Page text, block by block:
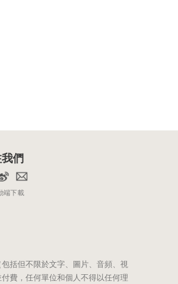
們
端下載
括但不限於文字、圖片、音頻、視
費，任何單位和個人不得以任何理